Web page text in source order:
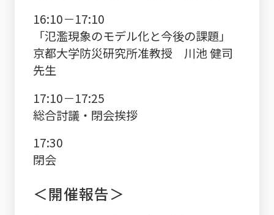
16:10－17:10
「氾濫現象のモデル化と今後の課題」
京都大学防災研究所准教授 川池 健司
先生
17:10－17:25
総合討議・閉会挨拶
17:30
閉会
＜開催報告＞